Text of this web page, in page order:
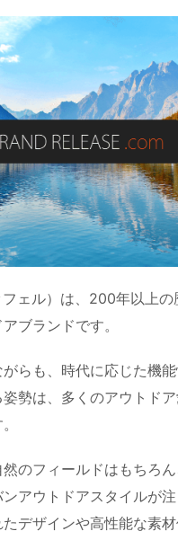
ェル）は、200年以上の
ブランドです。
らも、時代に応じた機
勢は、多くのアウトド
のフィールドはもちろ
アウトドアスタイルが
デザインや高性能な素